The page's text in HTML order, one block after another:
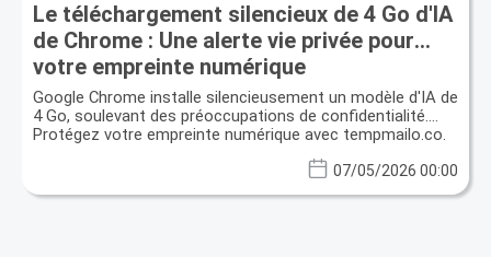
Le téléchargement silencieux de 4 Go d'IA
de Chrome : Une alerte vie privée pour
votre empreinte numérique
Google Chrome installe silencieusement un modèle d'IA de
4 Go, soulevant des préoccupations de confidentialité.
Protégez votre empreinte numérique avec tempmailo.co.
07/05/2026 00:00